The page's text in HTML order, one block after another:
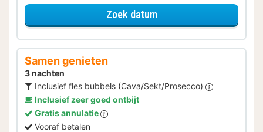
Zoek datumvoor Eerder Inchecken
Samen genieten
3 nachten
Inclusief fles bubbels (Cava/Sekt/Prosecco)
Inclusief zeer goed ontbijt
Gratis annulatie
Vooraf betalen